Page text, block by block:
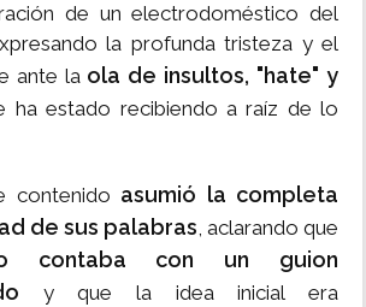
de un electrodoméstico del
la profunda tristeza y el
ante la ola de insultos, "hate" y
ha estado recibiendo a raíz de lo
contenido asumió la completa
de sus palabras, aclarando que
contaba con un guion
y que la idea inicial era